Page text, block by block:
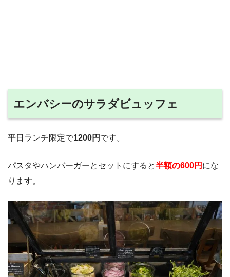
エンバシーのサラダビュッフェ
平日ランチ限定で1200円 です。
パスタやハンバーガーとセットにすると半額の600円 にな
ります。